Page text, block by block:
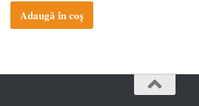
Adaugă în coș